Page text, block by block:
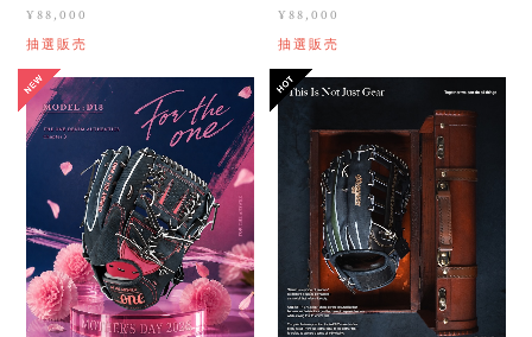
¥88,000
抽選販売
¥88,000
抽選販売